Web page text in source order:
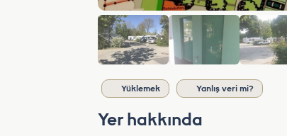
Yüklemek Yanlış veri mi?
Yer hakkında